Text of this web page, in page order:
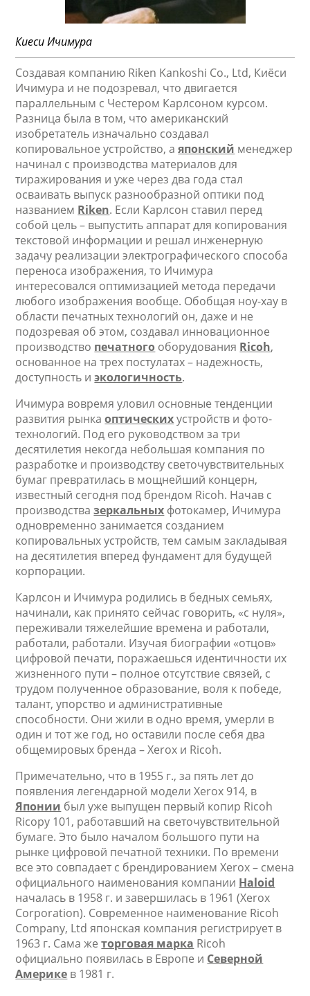
Киеси Ичимура
Создавая компанию Riken Kankoshi Co., Ltd, Киёси
Ичимура и не подозревал, что двигается
параллельным с Честером Карлсоном курсом.
Разница была в том, что американский
изобретатель изначально создавал
копировальное устройство, аяпонский менеджер
начинал с производства материалов для
тиражирования и уже через два года стал
осваивать выпуск разнообразной оптики под
названием Riken. Если Карлсон ставил перед
собой цель – выпустить аппарат для копирования
текстовой информации и решал инженерную
задачу реализации электрографического способа
переноса изображения, то Ичимура
интересовался оптимизацией метода передачи
любого изображения вообще. Обобщая ноу-хау в
области печатных технологий он, даже и не
подозревая об этом, создавал инновационное
производство печатного оборудования Ricoh,
основанное на трех постулатах – надежность,
доступность иэкологичность.
Ичимура вовремя уловил основные тенденции
развития рынкаоптическихустройств и фото-
технологий. Под его руководством за три
десятилетия некогда небольшая компания по
разработке и производству светочувствительных
бумаг превратилась в мощнейший концерн,
известный сегодня под брендом Ricoh. Начав с
производствазеркальных фотокамер, Ичимура
одновременно занимается созданием
копировальных устройств, тем самым закладывая
на десятилетия вперед фундамент для будущей
корпорации.
Карлсон и Ичимура родились в бедных семьях,
начинали, как принято сейчас говорить, «с нуля»,
переживали тяжелейшие времена и работали,
работали, работали. Изучая биографии «отцов»
цифровой печати, поражаешься идентичности их
жизненного пути – полное отсутствие связей, с
трудом полученное образование, воля к победе,
талант, упорство и административные
способности. Они жили в одно время, умерли в
один и тот же год, но оставили после себя два
общемировых бренда – Xerox и Ricoh.
Примечательно, что в 1955 г., за пять лет до
появления легендарной модели Xerox 914, в
Японии был уже выпущен первый копир Ricoh
Ricopy 101, работавший на светочувствительной
бумаге. Это было началом большого пути на
рынке цифровой печатной техники. По времени
все это совпадает с брендированием Xerox – смена
официального наименования компании Haloid
началась в 1958 г. и завершилась в 1961 (Xerox
Corporation). Современное наименование Ricoh
Company, Ltd японская компания регистрирует в
1963 г. Сама жеторговая марка Ricoh
официально появилась в Европе и Северной
Америке в 1981 г.